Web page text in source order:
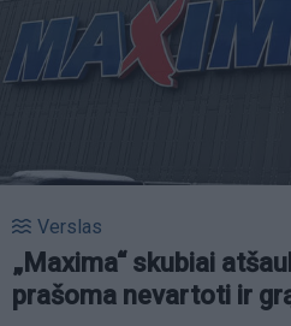
Verslas
„Maxima“ skubiai
prašoma nevartoti ir